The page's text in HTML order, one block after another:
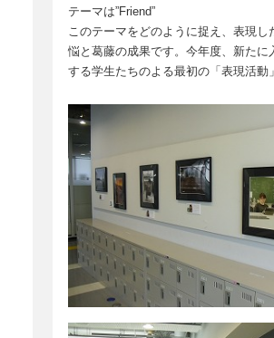
テーマは”Friend”
このテーマをどのように捉え、表現し
悩と葛藤の成果です。今年度、新たに
する学生たちのよる最初の「表現活動